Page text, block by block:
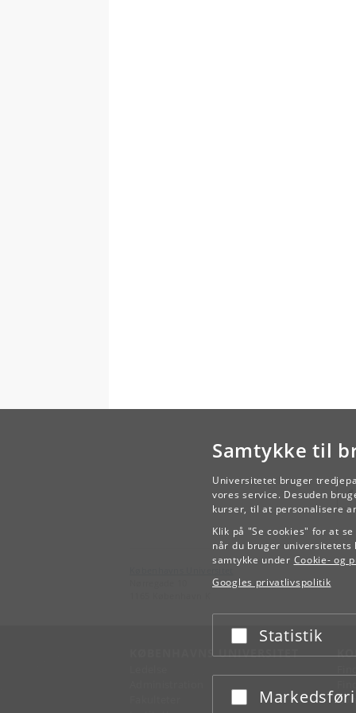
Samtykke til
Universitetet bruger
vores service. Desuden
kurser, til at personalisere
Klik på "Se cookies" for at
når du bruger universitetets
samtykke under Cookie- og
Googles privatlivspolitik
Acceptér eller afslå
Statistik
Acceptér eller afslå
KØBENHAVNS UNIVERSITET